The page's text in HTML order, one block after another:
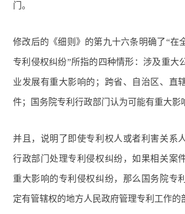
门。
修改后的《细则》的第九十六条明确了“在
专利侵权纠纷”所指的四种情形：涉及重大
业发展有重大影响的；跨省、自治区、直
件；国务院专利行政部门认为可能有重大影
并且，说明了即使专利权人或者利害关系
行政部门处理专利侵权纠纷，如果相关案
重大影响的专利侵权纠纷，那么国务院专
定有管辖权的地方人民政府管理专利工作的